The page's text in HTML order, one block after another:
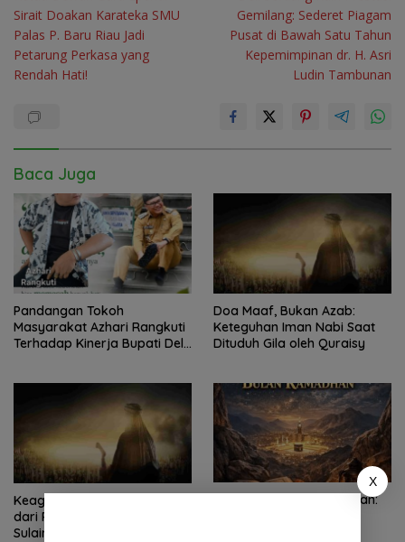
Sirait Doakan Karateka SMU
Palas P. Baru Riau Jadi
Petarung Perkasa yang
Rendah Hati!
Gemilang: Sederet Piagam
Pusat di Bawah Satu Tahun
Kepemimpinan dr. H. Asri
Ludin Tambunan
Baca Juga
Pandangan Tokoh
Masyarakat Azhari Rangkuti
Terhadap Kinerja Bupati Deli
Doa Maaf, Bukan Azab:
Keteguhan Iman Nabi Saat
Dituduh Gila oleh Quraisy
Keagungan Bangsa Terukur
dari Pemimpin Adil ala Nabi
Sulaiman
Rahasia Agung Ramadhan:
X